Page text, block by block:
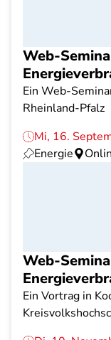
Web-
Ein Web-
Rheinland-Pfalz
Mi, 16.
Energie
Web-
Ein Vortrag in